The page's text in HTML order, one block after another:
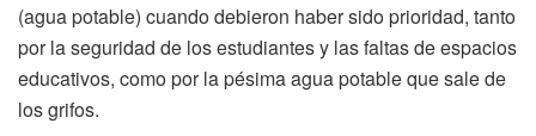
(agua potable) cuando debieron haber sido prioridad, tanto
por la seguridad de los estudiantes y las faltas de espacios
educativos, como por la pésima agua potable que sale de
los grifos.